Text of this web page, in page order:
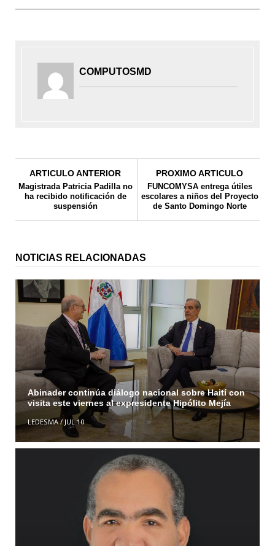
COMPUTOSMD
ARTICULO ANTERIOR
Magistrada Patricia Padilla no
ha recibido notificación de
suspensión
PROXIMO ARTICULO
FUNCOMYSA entrega útiles
escolares a niños del Proyecto
de Santo Domingo Norte
NOTICIAS RELACIONADAS
Abinader continúa diálogo nacional sobre Haití con
visita este viernes al expresidente Hipólito Mejía
LEDESMA/ JUL 10